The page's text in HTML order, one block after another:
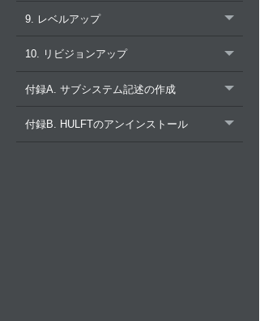
9. レベルアップ
10. リビジョンアップ
付録A. サブシステム記述の作成
付録B. HULFTのアンインストール